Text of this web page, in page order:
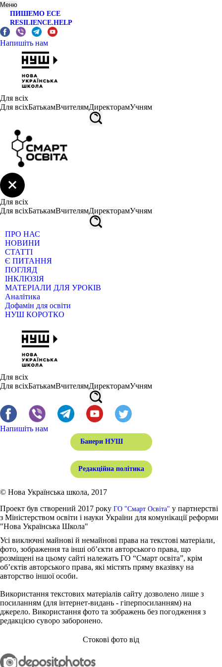
Меню
ПИШЕМО ЕСЕ
RESILIENCE.HELP
Напишіть нам
Для всіх
Для всіхБатькамВчителямДиректорамУчням
Для всіх
Для всіхБатькамВчителямДиректорамУчням
ПРО НАС
НОВИНИ
СТАТТІ
Є ПИТАННЯ
ПОГЛЯД
ІНКЛЮЗІЯ
МАТЕРІАЛИ ДЛЯ УРОКІВ
Аналітика
Дофамін для освіти
НУШ КОРОТКО
Для всіх
Для всіхБатькамВчителямДиректорамУчням
Напишіть нам
Банери НУШ
Редакційна політика
© Нова Українська школа, 2017
Проект був створений 2017 року ГО "Смарт Освіта" у партнерстві
з Міністерством освіти і науки України для комунікації реформи
"Нова Українська Школа"
Усі виключні майнові й немайнові права на текстові матеріали,
фото, зображення та інші об’єкти авторського права, що
розміщені на цьому сайті належать ГО “Смарт освіта”, крім
об’єктів авторського права, які містять пряму вказівку на
авторство іншої особи.
Використання текстових матеріалів сайту дозволено лише з
посиланням (для інтернет-видань - гіперпосиланням) на
джерело. Використання фото та зображень без погодження з
редакцією суворо заборонено.
Стокові фото від